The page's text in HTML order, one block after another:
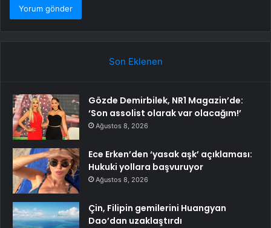
Son Eklenen
Gözde Demirbilek, NR1 Magazin’de:
‘Son assolist olarak var olacağım!’
Ağustos 8, 2026
Ece Erken’den ‘yasak aşk’ açıklaması:
Hukuki yollara başvuruyor
Ağustos 8, 2026
Çin, Filipin gemilerini Huangyan
Dao’dan uzaklaştırdı